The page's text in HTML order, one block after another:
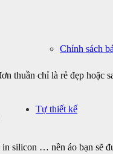
Chính sách
Tự thiết kế
thuần chỉ là rẻ đẹp hoặc
silicon … nên áo bạn sẽ